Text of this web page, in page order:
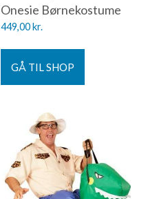
Onesie Børnekostume
449,00kr.
GÅ TIL SHOP